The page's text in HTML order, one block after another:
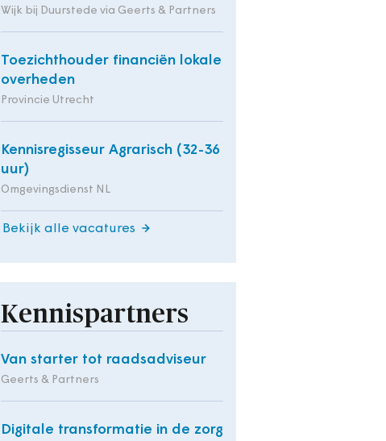
Wijk bij Duurstede via Geerts & Partners
Toezichthouder financiën lokale
overheden
Provincie Utrecht
Kennisregisseur Agrarisch (32-36
uur)
Omgevingsdienst NL
Bekijk alle vacatures
Kennispartners
Van starter tot raadsadviseur
Geerts & Partners
Digitale transformatie in de zorg